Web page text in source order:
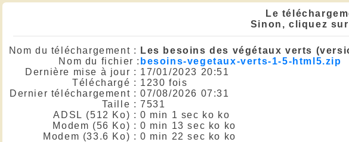
Le
Sinon, cliquez
Nom du téléchargement :
Les besoins des végétaux verts
Nom du fichier : besoins-vegetaux-verts-1-5-html5.zip
Dernière mise à jour :
17/01/2023 20:51
Téléchargé : 1230 fois
Dernier téléchargement :
07/08/2026 07:31
Taille : 7531
ADSL (512 Ko) : 0 min 1 sec ko ko
Modem (56 Ko) : 0 min 13 sec ko ko
Modem (33.6 Ko) : 0 min 22 sec ko ko